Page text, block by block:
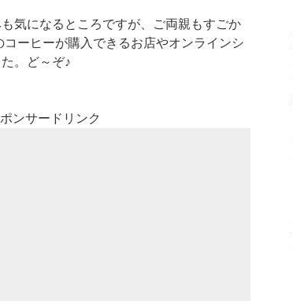
気になるところですが、ご両親もすごか
ーヒーが購入できるお店やオンラインシ
。ど～ぞ♪
ンサードリンク